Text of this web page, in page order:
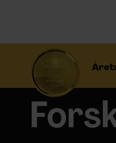
ÄMNEN
ARKIV &
LYSSNA/